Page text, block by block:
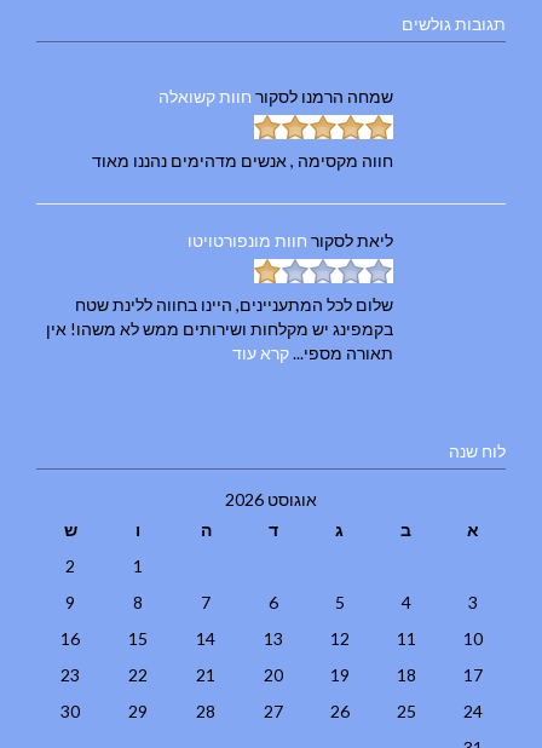
תגובות גולשים
שמחה הרמנו לסקור חוות קשואלה
חווה מקסימה , אנשים מדהימים נהננו מאוד
ליאתלסקור חוות מונפורטויטו
שלום לכל המתעניינים, היינו בחווה ללינת שטח
בקמפינג יש מקלחות ושירותים ממש לא משהו! אין
תאורה מספי...קרא עוד
לוח שנה
אוגוסט 2026
א
ב ג ד ה ו
ש
1
2
3
4
5
6
7
8
9
10
11
12
13
14
15
16
17
18
19
20
21
22
23
24
25
26
27
28
29
30